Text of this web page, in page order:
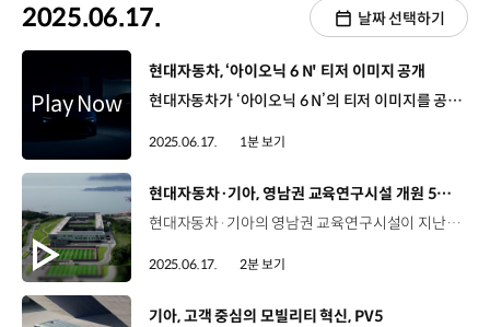
2025.06.17. 날짜 선택하기
[동영상]
현대자동차, ‘아이오닉 6 N' 티저 이미지 공개
현대자동차가 ‘아이오닉 6 N’의 티저 이미지를 공개하며 새로운 패러다임을 제시할 고성능 세단 전기차의 등장을 예고했습니다. 티저 이미지를 통해 공개된 아이오닉 6 N은 공기역학적 효율성과 주행성능이 강조된 대형 윙 스포일러, 그리고 넓어진 펜더와 차체가 눈길을 사로잡았습니다. 아이오닉 6 N은 현대 N의 3대 성능 철학인 코너링 악동(Corner Rascal), 레이스트랙 주행능력(Racetrack Capability), 일상의 스포츠카(Everyday Sports Car)를 기반으로 고성능 주행감성을 전달할 예정인데요. 현대자동차는 오는 7월, 영국 굿우드 페스티벌 행사 현장에서 아이오닉 6 N을 최초로 공개할 예정입니다.
2025.06.17. 1분 보기
[동영상]
현대자동차·기아, 영남권 교육연구시설 개원 5주년
현대자동차·기아의 영남권 교육연구시설이 지난 15일, 개원 5주년을 맞이했습니다. 인재개발원 경주캠퍼스와 글로벌상생협력센터로 구성된 영남권 교육연구시설은 국내 뿐만 아니라 해외 임직원들도 방문하며 활발히 운영되고 있는데요. 인재개발원 경주캠퍼스는 현대자동차그룹 임직원을 대상으로 리더십 교육, 스마트 모빌리티 시대에 대응하는 DX교육 뿐만 아니라 신입사원 및 경력입사자들을 대상으로 그룹의 경영철학과 가치를 알리고 각종 콘퍼런스를 진행하며 구성원들의 성과 향상에도 기여하고 있습니다. 지난 4월까지 누적 인원 19만6천여 명이 교육프로그램에 참여했습니다. 글로벌상생협력센터는 자동차 부품협력사 임직원을 대상으로 동반 성장과 미래 경쟁력 확보를 위해 교육프로그램과 시설을 무상 제공하고 있는데요, 교육에 참여한 협력사 임직원들은 오프라인 3만 5천여 명, 온라인 27만여 명에 이릅니다. 현대자동차·기아의 영남권 교육연구시설은 앞으로도 최고 수준의 시설에서 임직원들의 역량 개발을 위한 다양한 경험을 제공할 예정입니다.
2025.06.17. 2분 보기
[동영상]
기아, 고객 중심의 모빌리티 혁신, PV5